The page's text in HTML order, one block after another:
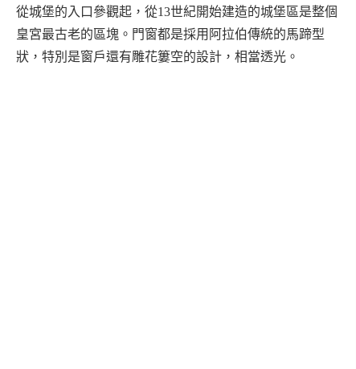
從城堡的入口參觀起，從13世紀開始建造的城堡區是整個
皇宮最古老的區塊。門窗都是採用阿拉伯傳統的馬蹄型
狀，特別是窗戶還有雕花簍空的設計，相當透光。